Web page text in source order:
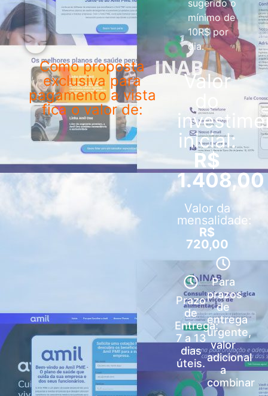
sugerido o
mínimo de
10R$ por
dia.
Como proposta
exclusiva para
pagamento a vista
fica o valor de:
Valor
do
inicial:
R$
1.408,00
Valor da
mensalidade:
R$
720,00
Prazo
de
Entrega:
7 a 13
dias
úteis.
Para
prazos
de
entrega
urgente,
valor
adicional
a
combinar